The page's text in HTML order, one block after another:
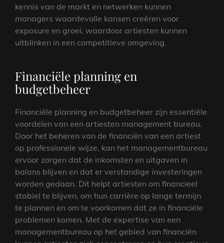
kennis van de markt en netwerken kunnen
managers waardevolle kansen creëren voor
exposure en groei, waardoor artiesten kunnen
uitblinken in een competitieve omgeving.
Financiële planning en
budgetbeheer
Financiële planning en budgetbeheer zijn essentiële
voordelen van een artiesten management bureau.
Door het beheren van de financiën van een artiest
op professionele wijze, kan het managementbureau
ervoor zorgen dat de inkomsten en uitgaven in
balans blijven en dat er verstandige investeringen
worden gedaan. Dit helpt artiesten om financieel
stabiel te blijven, om hun carrière op lange termijn
te plannen en om te voorkomen dat ze in financiële
problemen komen. Met de expertise van een
managementbureau op het gebied van financiën